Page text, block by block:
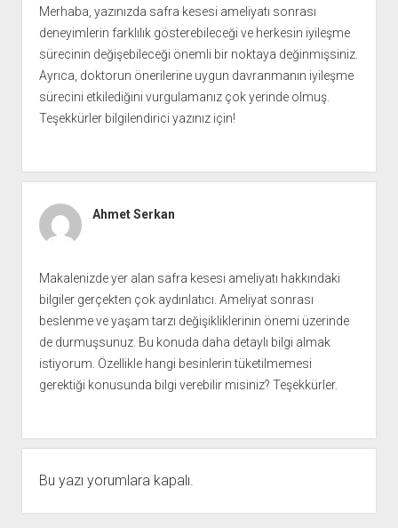
Merhaba, yazınızda safra kesesi ameliyatı sonrası
deneyimlerin farklılık gösterebileceği ve herkesin iyileşme
sürecinin değişebileceği önemli bir noktaya değinmişsiniz.
Ayrıca, doktorun önerilerine uygun davranmanın iyileşme
sürecini etkilediğini vurgulamanız çok yerinde olmuş.
Teşekkürler bilgilendirici yazınız için!
Ahmet Serkan
Makalenizde yer alan safra kesesi ameliyatı hakkındaki
bilgiler gerçekten çok aydınlatıcı. Ameliyat sonrası
beslenme ve yaşam tarzı değişikliklerinin önemi üzerinde
de durmuşsunuz. Bu konuda daha detaylı bilgi almak
istiyorum. Özellikle hangi besinlerin tüketilmemesi
gerektiği konusunda bilgi verebilir misiniz? Teşekkürler.
Bu yazı yorumlara kapalı.